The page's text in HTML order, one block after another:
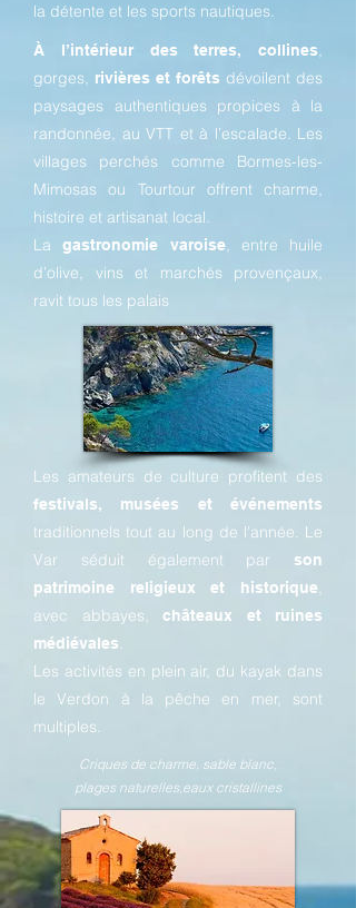
la détente et les sports nautiques.
À l’intérieur des terres, collines,
gorges, rivières et forêts dévoilent des
paysages authentiques propices à la
randonnée, au VTT et à l’escalade. Les
villages perchés comme Bormes-les-
Mimosas ou Tourtour offrent charme,
histoire et artisanat local.
Lagastronomie varoise, entre huile
d’olive, vins et marchés provençaux,
ravit tous les palais
Les amateurs de culture profitent des
festivals, musées et événements
traditionnels tout au long de l’année. Le
Var séduit également par son
patrimoine religieux et historique,
avec abbayes, châteaux et ruines
médiévales.
Les activités en plein air, du kayak dans
le Verdon à la pêche en mer, sont
multiples.
Criques de charme, sable blanc,
plages naturelles,eaux cristallines